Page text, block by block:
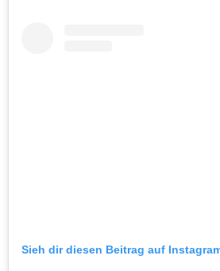
Sieh dir diesen Beitrag auf